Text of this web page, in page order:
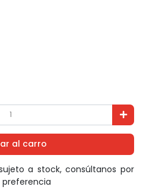
al carro
a stock, consúltanos por